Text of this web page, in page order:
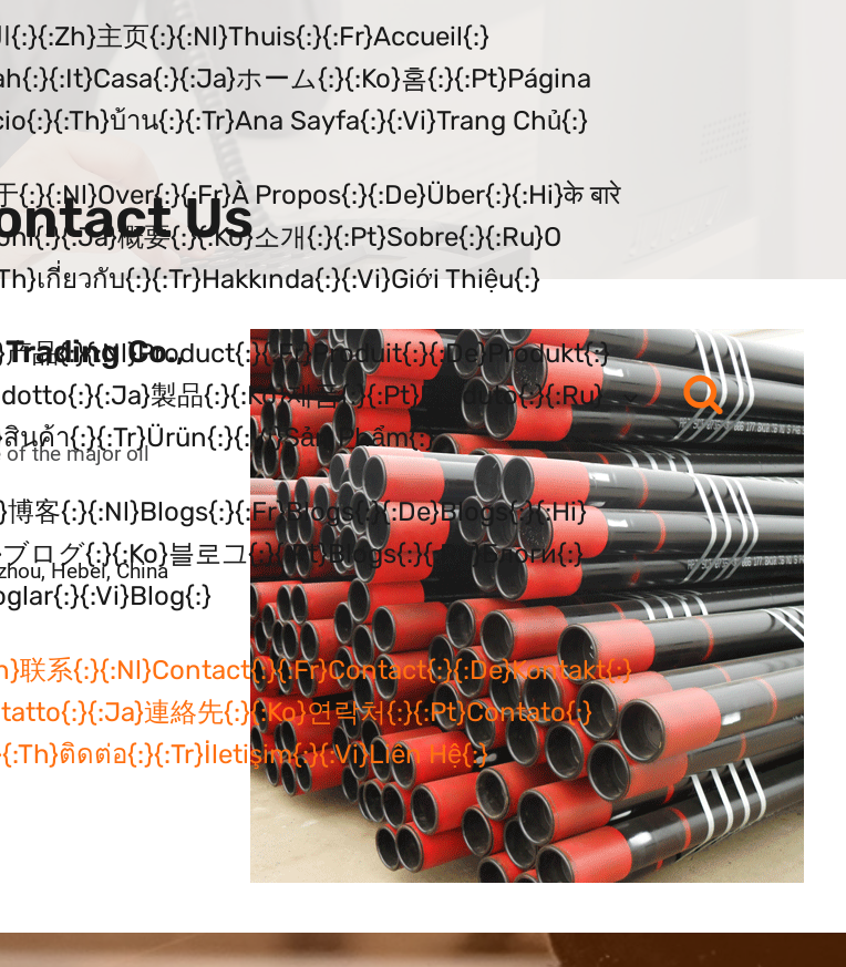
ホーム{:}{:ko}홈{:}{:pt}Página
บ้าน{:}{:tr}Ana Sayfa{:}{:vi}Trang Chủ{:}
概要{:}{:ko}소개{:}{:pt}Sobre{:}{:ru}О
เกี่ยวกับ{:}{:tr}Hakkında{:}{:vi}Giới Thiệu{:}
製品{:}{:ko}제품{:}{:pt}Produto{:}{:ru}
นค้า{:}{:tr}Ürün{:}{:vi}Sản Phẩm{:}
ログ{:}{:ko}블로그{:}{:pt}Blogs{:}{:ru}Блоги{:}
連絡先{:}{:ko}연락처{:}{:pt}Contato{:}
ติดต่อ{:}{:tr}İletişim{:}{:vi}Liên Hệ{:}
Us
Co.,
of the major oil
Hebei, China